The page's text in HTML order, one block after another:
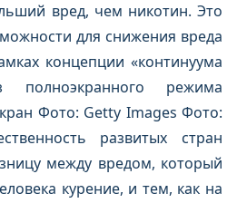
вред, чем никотин. Это
для снижения вреда
концепции «континуума
режима
Фото: Getty Images Фото:
развитых стран
между вредом, который
курение, и тем, как на